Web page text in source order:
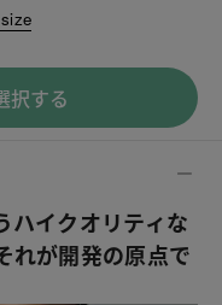
択する
ハイクオリティな
れが開発の原点で